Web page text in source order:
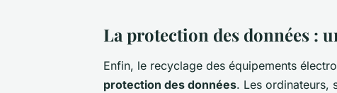
La protection des données :
Enfin, le recyclage des équipements
protection des données. Les ordinateurs,